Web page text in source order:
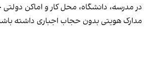
در مدرسه، دانشگاه، محل کار و اماکن
مدارک هویتی بدون حجاب اجباری داشته